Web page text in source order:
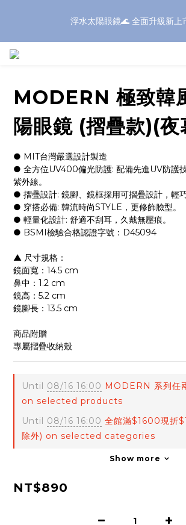
浮水太陽眼鏡🌊 全面升級新上
⚠️SONIC系列部分商品，因包裝體積較大，如
MODERN 極致韓
陽眼鏡 (摺疊款)(夜
● MIT台灣嚴選設計製造
● 全方位UV400偏光防護: 配備先進UV防護
紫外線。
● 摺疊設計: 鏡腳、鏡框採用可摺疊設計，輕巧
● 穿搭必備: 韓流時尚STYLE，更修飾臉型。
● 輕量化設計: 舒適不刮耳，久戴無壓痕。
● BSMI檢驗合格認證字號：D45094
▲ 尺寸規格：
鏡面寬：14.5 cm
鼻中：1.2 cm
鏡高：5.2 cm
鏡腳長：13.5 cm
商品附贈
專屬摺疊收納殼
Until 08/16 16:00 MODERN 系列任
on selected products
Until 08/16 16:00 全館滿$1600現折
除外) on selected categories
Show more
NT$890